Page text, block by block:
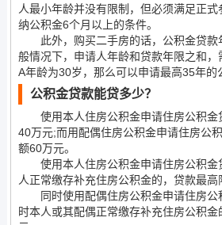
人最小年龄并没有限制，但必须满足正
纳公积金6个月以上的条件。
此外，购买二手房的话，公积金贷款
般情况下，申请人年龄和贷款年限之和，
A年龄为30岁，那么可以申请最高35年的
公积金贷款能贷多少？
使用本人住房公积金申请住房公积金
40万元;而用配偶住房公积金申请住房公
额60万元。
使用本人住房公积金申请住房公积金
人正常缴存补充住房公积金的，贷款最高
同时使用配偶住房公积金申请住房公
时本人或其配偶正常缴存补充住房公积